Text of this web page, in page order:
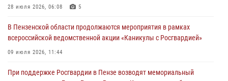
деятельность ОПГ, маскировавшейся под реабилитационный центр
4
В Управлении Росгвардии по Пензенской области подвели итоги
04 августа 2026, 06:08
28 июля 2026, 06:08 5
В Пензенской области продолжаются мероприятия в рамках
всероссийской ведомственной акции «Каникулы с Росгвардией»
09 июля 2026, 11:44
При поддержке Росгвардии в Пензе возводят мемориальный